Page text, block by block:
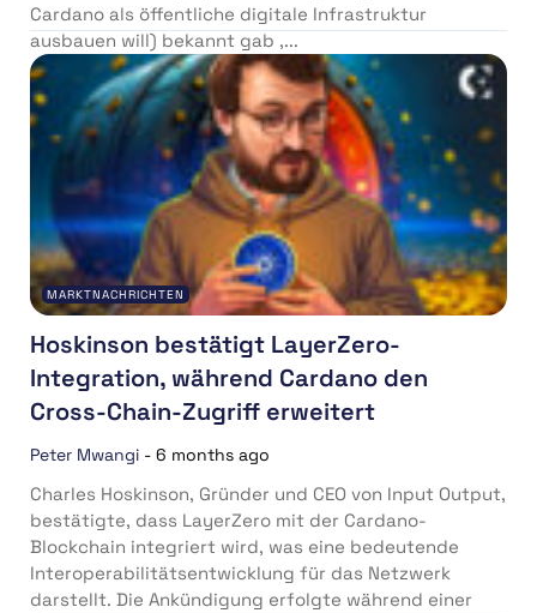
Cardano als öffentliche digitale Infrastruktur
ausbauen will) bekannt gab ,...
MARKTNACHRICHTEN
Hoskinson bestätigt LayerZero-
Integration, während Cardano den
Cross-Chain-Zugriff erweitert
Peter Mwangi - 6 months ago
Charles Hoskinson, Gründer und CEO von Input Output,
bestätigte, dass LayerZero mit der Cardano-
Blockchain integriert wird, was eine bedeutende
Interoperabilitätsentwicklung für das Netzwerk
darstellt. Die Ankündigung erfolgte während einer